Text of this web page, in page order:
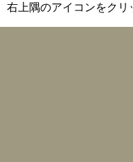
右上隅のアイコンをクリ